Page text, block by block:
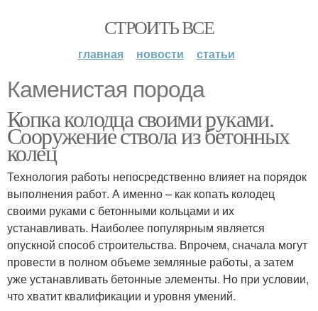
СТРОИТЬ ВСЕ
главная новости статьи
Каменистая порода
Копка колодца своими руками.
Сооружение ствола из бетонных
колец
Технология работы непосредственно влияет на порядок
выполнения работ. А именно – как копать колодец
своими руками с бетонными кольцами и их
устанавливать. Наиболее популярным является
опускной способ строительства. Впрочем, сначала могут
провести в полном объеме земляные работы, а затем
уже устанавливать бетонные элементы. Но при условии,
что хватит квалификации и уровня умений.